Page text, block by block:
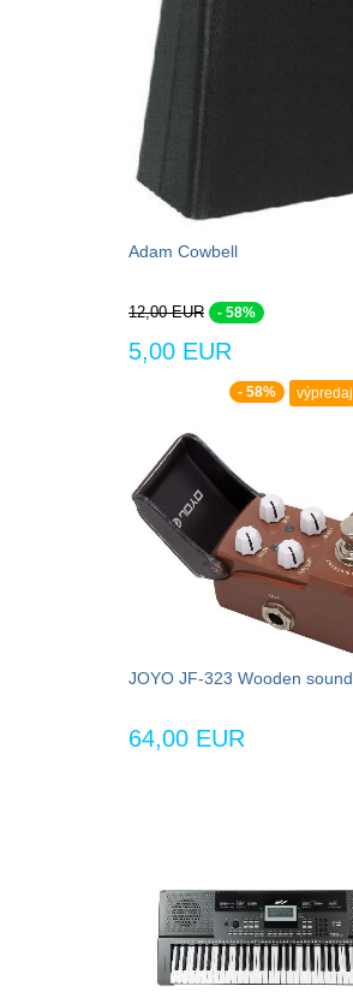
Adam Cowbell
12,00 EUR - 58%
5,00 EUR
- 58% výpredaj
JOYO JF-323 Wooden sound
64,00 EUR